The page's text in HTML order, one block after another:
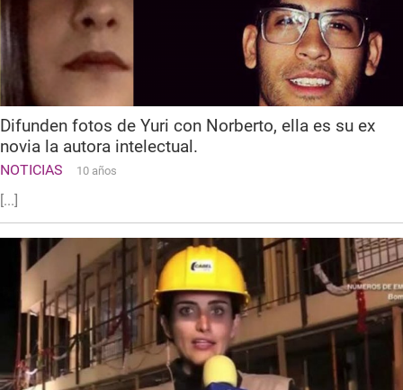
Difunden fotos de Yuri con Norberto, ella es su ex
novia la autora intelectual.
NOTICIAS 10 años
[...]